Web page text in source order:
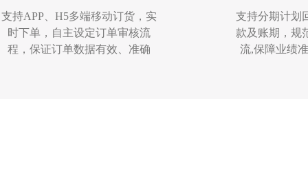
支持APP、H5多端移动订货，实
时下单，自主设定订单审核流
程，保证订单数据有效、准确
支持分期计划
款及账期，规
流,保障业绩